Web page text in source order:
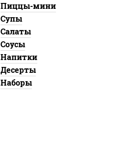
Пиццы-мини
Супы
Салаты
Соусы
Напитки
Десерты
Наборы